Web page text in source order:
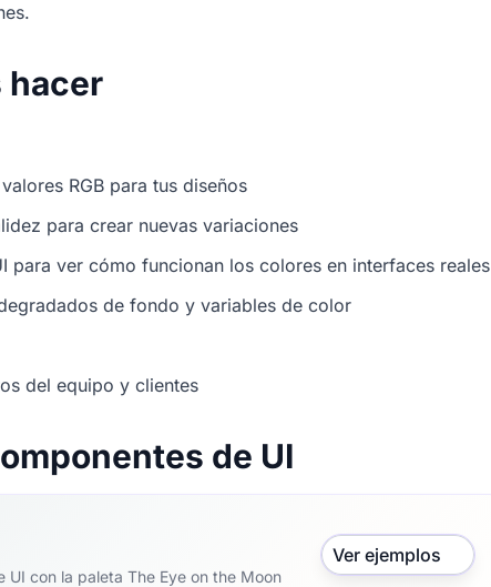
hacer
RGB para tus diseños
para crear nuevas variaciones
para ver cómo funcionan los colores en interfaces reales
de fondo y variables de color
del equipo y clientes
de UI
UI con la paleta The Eye on the Moon
Ver ejemplos